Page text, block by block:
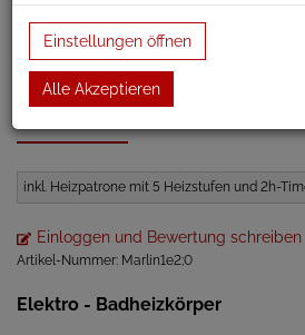
elektrischer
e2 600h x 450b
inkl. Heizpatrone mit 5 Heizstufen und 2h-
Einloggen und Bewertung schreiben
Artikel-Nummer: Marlin1e2;0
Elektro - Badheizkörper
Einstellungen öffnen
Alle Akzeptieren